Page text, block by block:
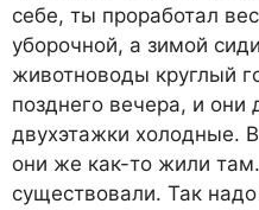
себе, ты проработал
уборочной, а зимой
животноводы круглый
позднего вечера, и они
двухэтажки холодные. В
они же как-то жили
существовали. Так